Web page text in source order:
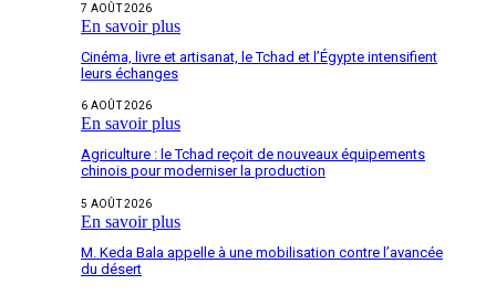
7 AOÛT 2026
En savoir plus
Cinéma, livre et artisanat, le Tchad et l’Égypte intensifient
leurs échanges
6 AOÛT 2026
En savoir plus
Agriculture : le Tchad reçoit de nouveaux équipements
chinois pour moderniser la production
5 AOÛT 2026
En savoir plus
M. Keda Bala appelle à une mobilisation contre l’avancée
du désert